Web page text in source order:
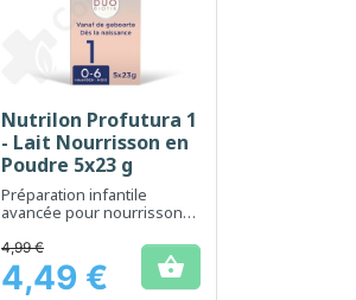
Aperçu rapide
Nutrilon Profutura 1
- Lait Nourrisson en
Poudre 5x23 g
Préparation infantile
avancée pour nourrissons
Prix
4,99 €
4,49 € 